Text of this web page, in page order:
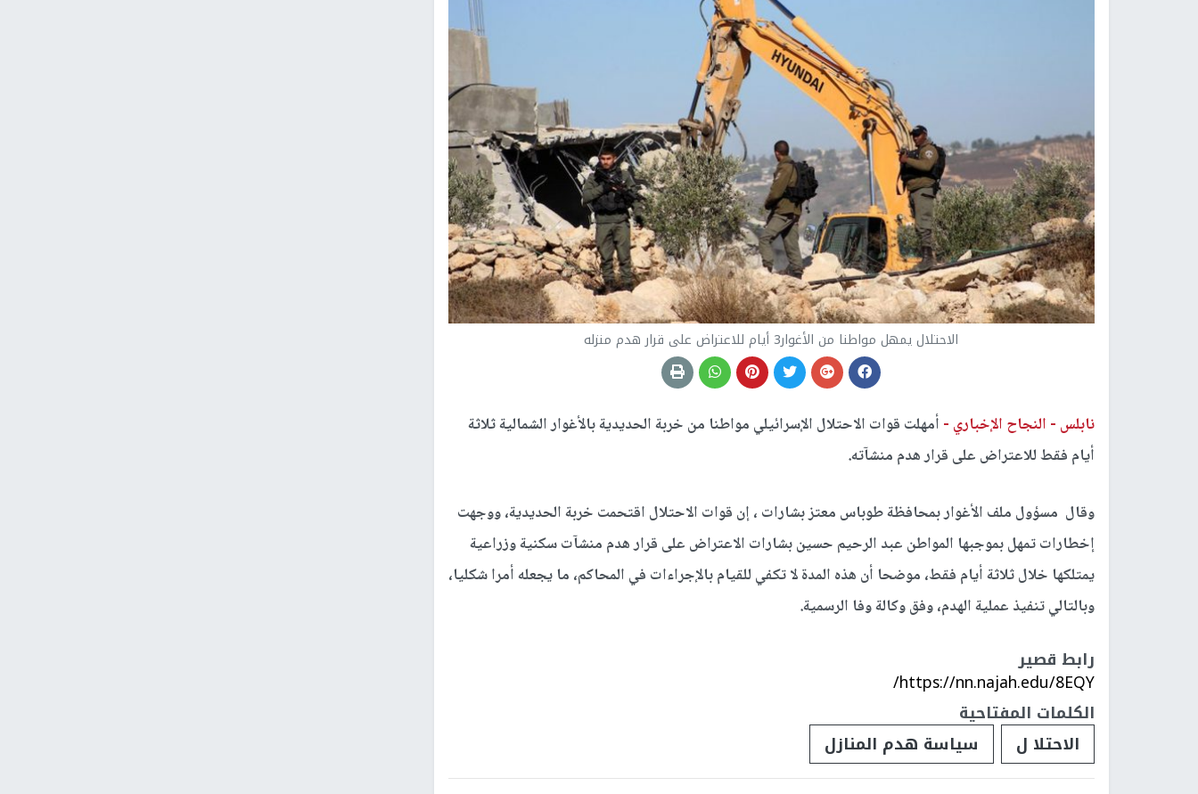
الاحتلال يمهل مواطنا من الأغوار3 أيام للاعتراض على قرار هدم منزله
نابلس - النجاح الإخباري - أمهلت قوات الاحتلال الإسرائيلي مواطنا من خربة الحديدية بالأغوار الشمالية ثلاثة
أيام فقط للاعتراض على قرار هدم منشآته.
وقال مسؤول ملف الأغوار بمحافظة طوباس معتز بشارات ، إن قوات الاحتلال اقتحمت خربة الحديدية، ووجهت
إخطارات تمهل بموجبها المواطن عبد الرحيم حسين بشارات الاعتراض على قرار هدم منشآت سكنية وزراعية
يمتلكها خلال ثلاثة أيام فقط، موضحا أن هذه المدة لا تكفي للقيام بالإجراءات في المحاكم، ما يجعله أمرا شكليا،
وبالتالي تنفيذ عملية الهدم، وفق وكالة وفا الرسمية.
رابط قصير
https://nn.najah.edu/8EQY/
الكلمات المفتاحية
الاحتلا ل
سياسة هدم المنازل